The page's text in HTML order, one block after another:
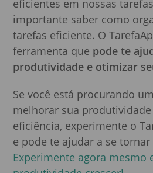
eficientes em nossas
importante saber como
tarefas eficiente. O
ferramenta que pode te
produtividade e otimizar
Se você está procurando
melhorar sua
eficiência, experimente o
e pode te ajudar a se
Experimente agora mesmo